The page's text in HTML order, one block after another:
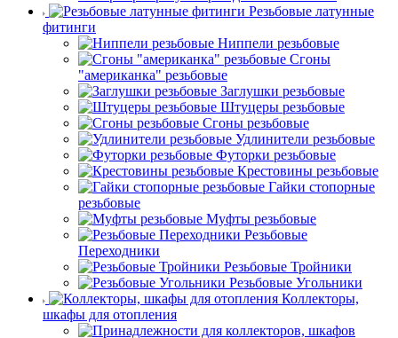
Резьбовые латунные
фитинги
Ниппели резьбовые
Сгоны
"американка" резьбовые
Заглушки резьбовые
Штуцеры резьбовые
Сгоны резьбовые
Удлинители резьбовые
Футорки резьбовые
Крестовины резьбовые
Гайки стопорные
резьбовые
Муфты резьбовые
Резьбовые
Переходники
Резьбовые Тройники
Резьбовые Угольники
Коллекторы,
шкафы для отопления